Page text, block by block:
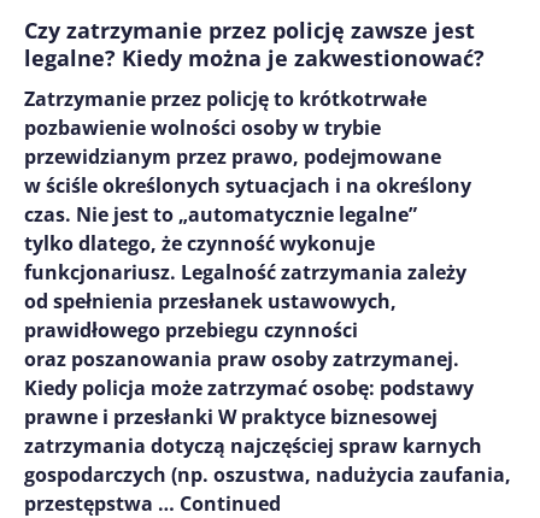
Czy zatrzymanie przez policję zawsze jest
legalne? Kiedy można je zakwestionować?
Zatrzymanie przez policję to krótkotrwałe
pozbawienie wolności osoby w trybie
przewidzianym przez prawo, podejmowane
w ściśle określonych sytuacjach i na określony
czas. Nie jest to „automatycznie legalne”
tylko dlatego, że czynność wykonuje
funkcjonariusz. Legalność zatrzymania zależy
od spełnienia przesłanek ustawowych,
prawidłowego przebiegu czynności
oraz poszanowania praw osoby zatrzymanej.
Kiedy policja może zatrzymać osobę: podstawy
prawne i przesłanki W praktyce biznesowej
zatrzymania dotyczą najczęściej spraw karnych
gospodarczych (np. oszustwa, nadużycia zaufania,
przestępstwa … Continued